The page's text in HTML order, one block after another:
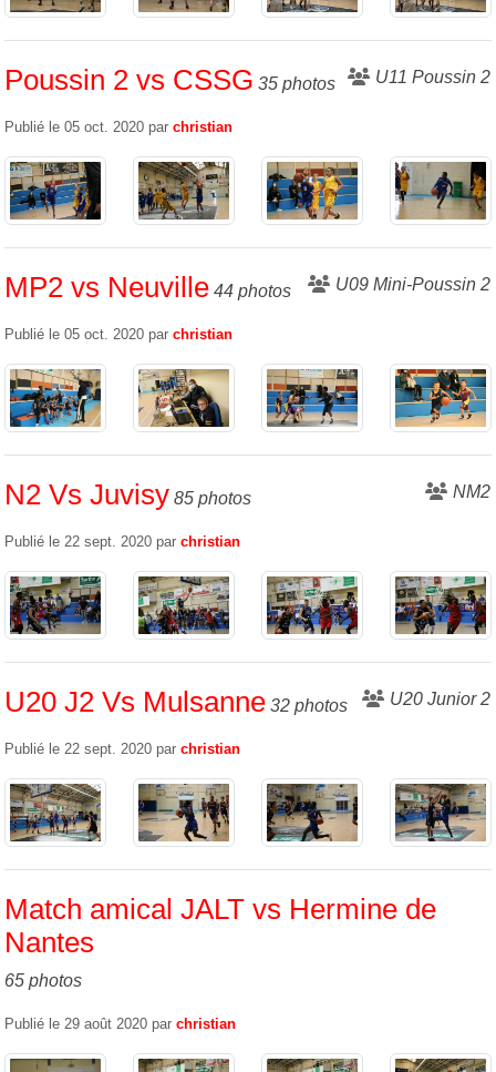
Poussin 2 vs CSSG 35 photos U11 Poussin 2
Publié le 05 oct. 2020 par christian
MP2 vs Neuville 44 photos U09 Mini-Poussin 2
Publié le 05 oct. 2020 par christian
N2 Vs Juvisy 85 photos NM2
Publié le 22 sept. 2020 par christian
U20 J2 Vs Mulsanne 32 photos U20 Junior 2
Publié le 22 sept. 2020 par christian
Match amical JALT vs Hermine de
Nantes
65 photos
Publié le 29 août 2020 par christian